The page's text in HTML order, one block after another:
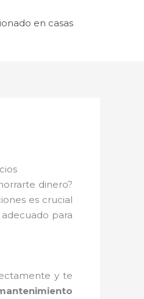
en casas
dinero?
es crucial
para
y te